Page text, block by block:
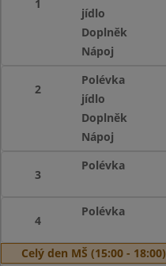
1
jídlo
Doplněk
Nápoj
2
Polévka
jídlo
Doplněk
Nápoj
3
Polévka
4
Polévka
Celý den MŠ (15:00 - 18:00)